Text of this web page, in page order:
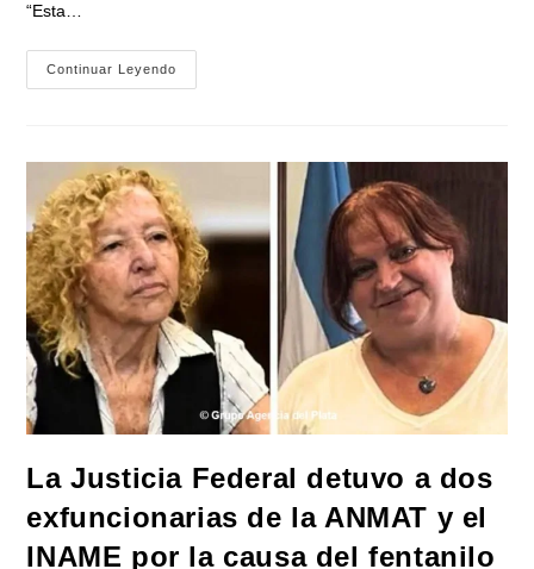
“Esta…
Continuar Leyendo
Contundente
Ley
De
Tierras:
«Esta
Ley
Vende
El
País»
La Justicia Federal detuvo a dos
exfuncionarias de la ANMAT y el
INAME por la causa del fentanilo